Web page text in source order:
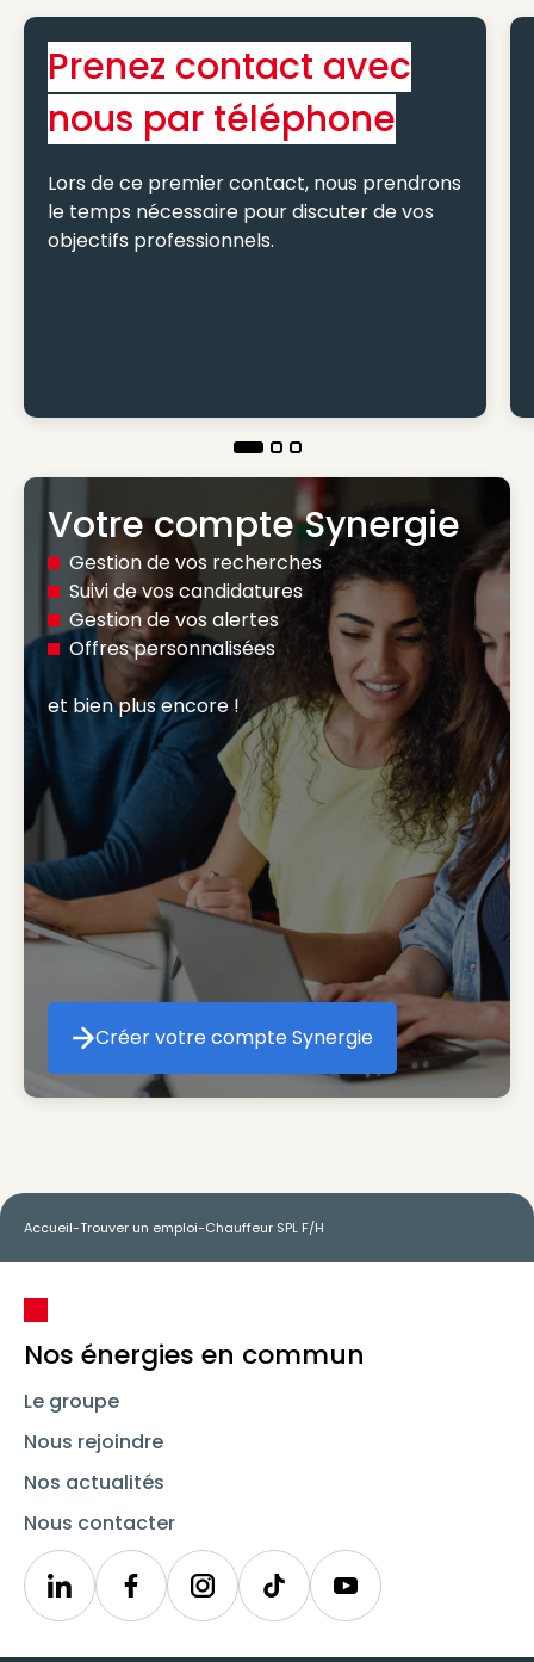
Prenez contact avec
nous par téléphone
Lors de ce premier contact, nous prendrons
le temps nécessaire pour discuter de vos
objectifs professionnels.
Votre compte Synergie
Gestion de vos recherches
Suivi de vos candidatures
Gestion de vos alertes
Offres personnalisées
et bien plus encore !
Créer votre compte Synergie
Créer votre compte Synergie
Accueil-Trouver un emploi-Chauffeur SPL F/H
Nos énergies en commun
Le groupe
Nous rejoindre
Nos actualités
Nous contacter
LinkedinSynergieInstagramTikTok Youtube